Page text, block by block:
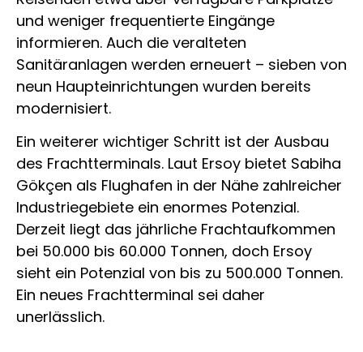
und weniger frequentierte Eingänge
informieren. Auch die veralteten
Sanitäranlagen werden erneuert – sieben von
neun Haupteinrichtungen wurden bereits
modernisiert.
Ein weiterer wichtiger Schritt ist der Ausbau
des Frachtterminals. Laut Ersoy bietet Sabiha
Gökçen als Flughafen in der Nähe zahlreicher
Industriegebiete ein enormes Potenzial.
Derzeit liegt das jährliche Frachtaufkommen
bei 50.000 bis 60.000 Tonnen, doch Ersoy
sieht ein Potenzial von bis zu 500.000 Tonnen.
Ein neues Frachtterminal sei daher
unerlässlich.